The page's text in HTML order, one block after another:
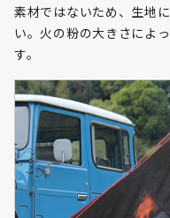
素材ではないため、生地
い。火の粉の大きさによ
す。